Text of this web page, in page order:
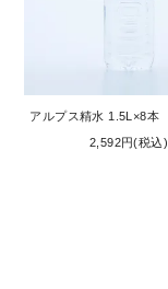
アルプス精水 1.5L×8本
2,592円(税込)